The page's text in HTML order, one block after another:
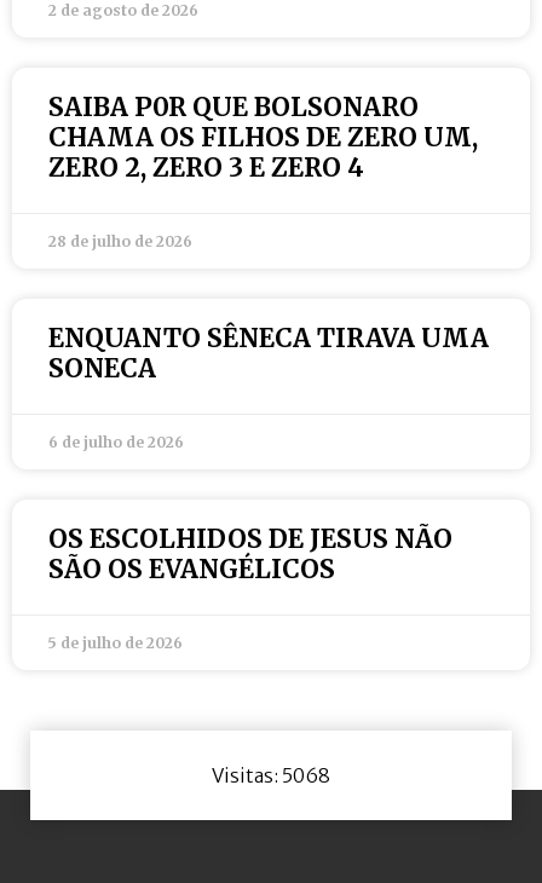
2 de agosto de 2026
SAIBA P0R QUE BOLSONARO
CHAMA OS FILHOS DE ZERO UM,
ZERO 2, ZERO 3 E ZERO 4
28 de julho de 2026
ENQUANTO SÊNECA TIRAVA UMA
SONECA
6 de julho de 2026
OS ESCOLHIDOS DE JESUS NÃO
SÃO OS EVANGÉLICOS
5 de julho de 2026
Visitas: 5068